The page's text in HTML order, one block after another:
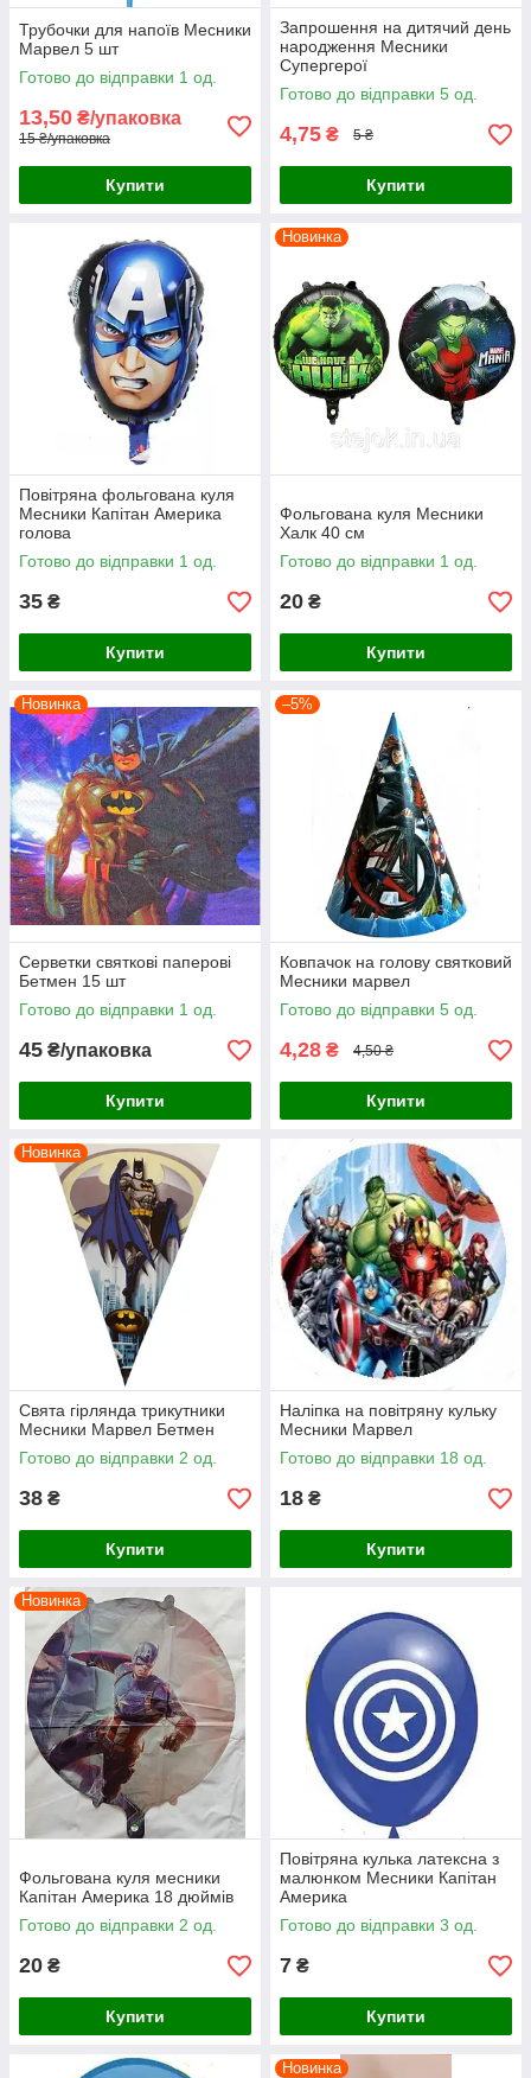
Трубочки для напоїв Месники
Марвел 5 шт
Готово до відправки 1 од.
13,50 ₴/упаковка
15 ₴/упаковка
Купити
Запрошення на дитячий день
народження Месники
Супергерої
Готово до відправки 5 од.
4,75 ₴ 5 ₴
Купити
Повітряна фольгована куля
Месники Капітан Америка
голова
Готово до відправки 1 од.
35 ₴
Купити
Новинка
Фольгована куля Месники
Халк 40 см
Готово до відправки 1 од.
20 ₴
Купити
Новинка
Серветки святкові паперові
Бетмен 15 шт
Готово до відправки 1 од.
45 ₴/упаковка
Купити
–5%
Ковпачок на голову святковий
Месники марвел
Готово до відправки 5 од.
4,28 ₴ 4,50 ₴
Купити
Новинка
Свята гірлянда трикутники
Месники Марвел Бетмен
Готово до відправки 2 од.
38 ₴
Купити
Наліпка на повітряну кульку
Месники Марвел
Готово до відправки 18 од.
18 ₴
Купити
Новинка
Фольгована куля месники
Капітан Америка 18 дюймів
Готово до відправки 2 од.
20 ₴
Купити
Повітряна кулька латексна з
малюнком Месники Капітан
Америка
Готово до відправки 3 од.
7 ₴
Купити
Новинка